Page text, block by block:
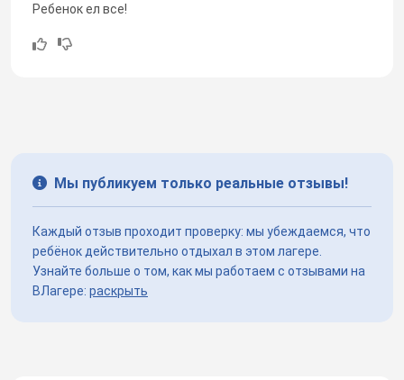
Ребенок ел все!
Мы публикуем только реальные отзывы!
Каждый отзыв проходит проверку: мы убеждаемся, что
ребёнок действительно отдыхал в этом лагере.
Узнайте больше о том, как мы работаем с отзывами на
ВЛагере: раскрыть